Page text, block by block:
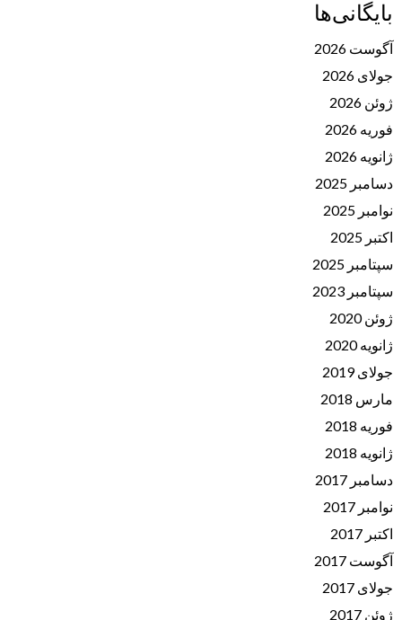
بایگانی‌ها
آگوست 2026
جولای 2026
ژوئن 2026
فوریه 2026
ژانویه 2026
دسامبر 2025
نوامبر 2025
اکتبر 2025
سپتامبر 2025
سپتامبر 2023
ژوئن 2020
ژانویه 2020
جولای 2019
مارس 2018
فوریه 2018
ژانویه 2018
دسامبر 2017
نوامبر 2017
اکتبر 2017
آگوست 2017
جولای 2017
ژوئن 2017